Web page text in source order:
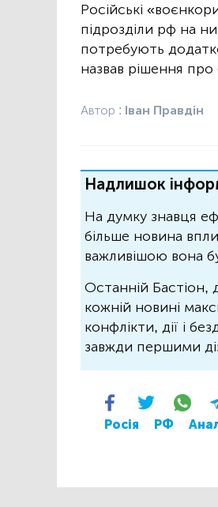
Російські
підрозділи рф на
потребують
назвав рішення
Автор : Іван Правдін
Надлишок
На думку знавця
більше новина
важливішою вона
Останній Бастіон,
кожній новині
конфлікти, дії і
завжди першими
Росія РФ